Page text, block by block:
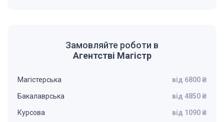
Замовляйте роботи в
Агентстві Магістр
Магістерська від 6800 ₴
Бакалаврська від 4850 ₴
Курсова від 1090 ₴